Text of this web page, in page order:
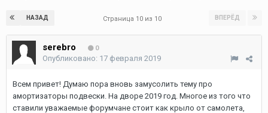
НАЗАД ВПЕРЁД
Страница 10 из 10
serebro 0
Опубликовано: 17 февраля 2019
Всем привет! Думаю пора вновь замусолить тему про
амортизаторы подвески. На дворе 2019 год. Многое из того что
ставили уважаемые форумчане стоит как крыло от самолета,